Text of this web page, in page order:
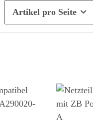
Artikel pro Seite